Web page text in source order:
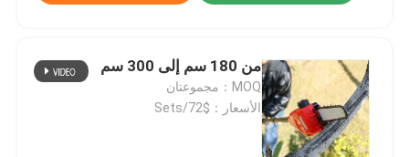
فيديوهات
من 180 سم إلى 300 سم
MOQ：مجموعتان
الأسعار：$72/Sets